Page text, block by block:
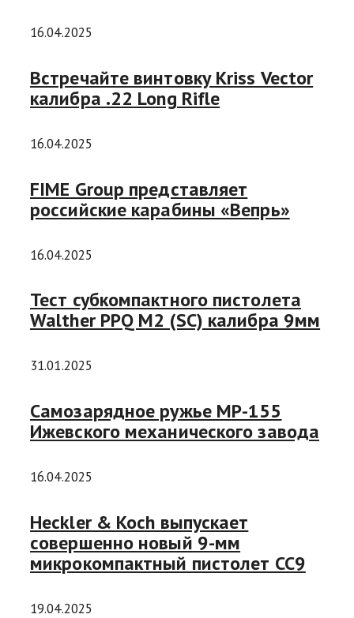
16.04.2025
Встречайте винтовку Kriss Vector
калибра .22 Long Rifle
16.04.2025
FIME Group представляет
российские карабины «Вепрь»
16.04.2025
Тест субкомпактного пистолета
Walther PPQ M2 (SC) калибра 9мм
31.01.2025
Самозарядное ружье MP-155
Ижевского механического завода
16.04.2025
Heckler & Koch выпускает
совершенно новый 9-мм
микрокомпактный пистолет CC9
19.04.2025